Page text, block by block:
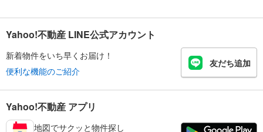
Yahoo!不動産 LINE公式アカウント
新着物件をいち早くお届け！
便利な機能のご紹介
友だち追加
Yahoo!不動産 アプリ
地図でサクッと物件探し